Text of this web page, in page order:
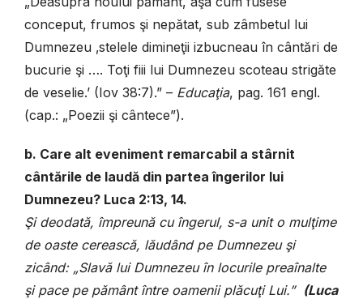
conceput, frumos şi nepătat, sub zâmbetul lui
Dumnezeu ‚stelele dimineţii izbucneau în cântări de
bucurie şi …. Toţi fiii lui Dumnezeu scoteau strigăte
de veselie.’ (Iov 38:7).” – Educaţia, pag. 161 engl.
(cap.: „Poezii şi cântece”).
b. Care alt eveniment remarcabil a stârnit
cântările de laudă din partea îngerilor lui
Dumnezeu? Luca 2:13, 14.
Şi deodată, împreună cu îngerul, s-a unit o mulţime
de oaste cerească, lăudând pe Dumnezeu şi
zicând: „Slavă lui Dumnezeu în locurile preaînalte
şi pace pe pământ între oamenii plăcuţi Lui.” (Luca